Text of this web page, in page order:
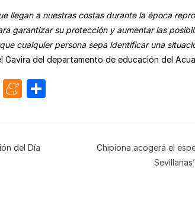
llegan a nuestras costas durante la época
garantizar su protección y aumentar las
cualquier persona sepa identificar una
Gavira del departamento de educación del
W M
e
del Día
Chipiona acogerá el